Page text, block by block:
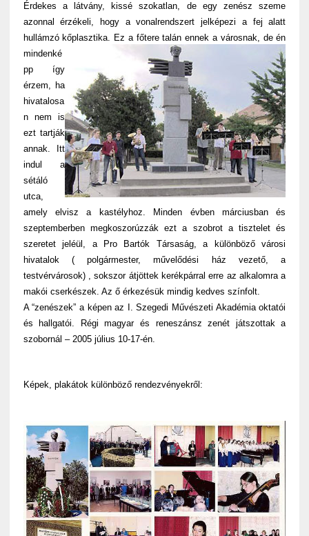
Érdekes a látvány, kissé szokatlan, de egy zenész szeme
azonnal érzékeli, hogy a vonalrendszert jelképezi a fej alatt
hullámzó kőplasztika. Ez a főtere talán ennek a városnak, de én
mindenké
pp így
érzem, ha
hivatalosa
n nem is
ezt tartják
annak. Itt
indul a
sétáló
utca,
amely elvisz a kastélyhoz. Minden évben márciusban és
szeptemberben megkoszorúzzák ezt a szobrot a tisztelet és
szeretet jeléül, a Pro Bartók Társaság, a különböző városi
hivatalok ( polgármester, művelődési ház vezető, a
testvérvárosok) , sokszor átjöttek kerékpárral erre az alkalomra a
makói cserkészek. Az ő érkezésük mindig kedves színfolt.
A “zenészek” a képen az I. Szegedi Művészeti Akadémia oktatói
és hallgatói. Régi magyar és reneszánsz zenét játszottak a
szobornál – 2005 július 10-17-én.
Képek, plakátok különböző rendezvényekről: